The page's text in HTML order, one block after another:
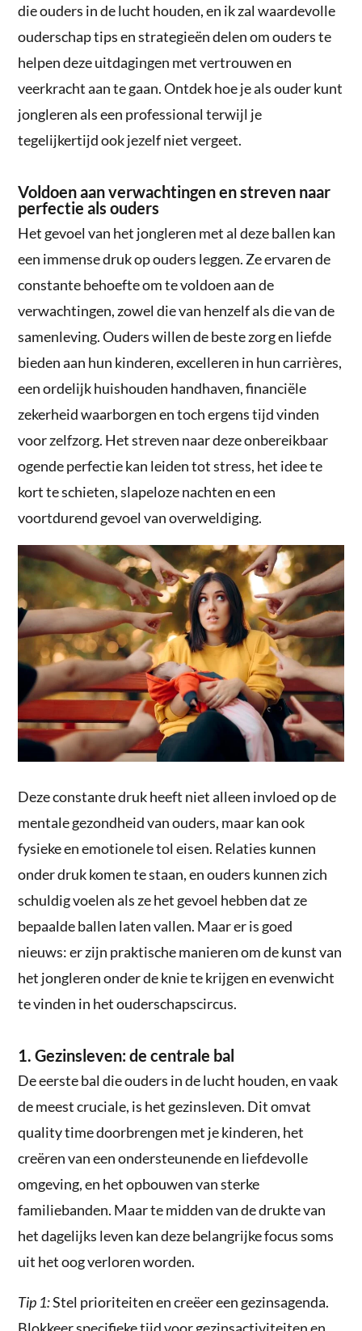
die ouders in de lucht houden, en ik zal waardevolle
ouderschap tips en strategieën delen om ouders te
helpen deze uitdagingen met vertrouwen en
veerkracht aan te gaan. Ontdek hoe je als ouder kunt
jongleren als een professional terwijl je
tegelijkertijd ook jezelf niet vergeet.
Voldoen aan verwachtingen en streven naar
perfectie als ouders
Het gevoel van het jongleren met al deze ballen kan
een immense druk op ouders leggen. Ze ervaren de
constante behoefte om te voldoen aan de
verwachtingen, zowel die van henzelf als die van de
samenleving. Ouders willen de beste zorg en liefde
bieden aan hun kinderen, excelleren in hun carrières,
een ordelijk huishouden handhaven, financiële
zekerheid waarborgen en toch ergens tijd vinden
voor zelfzorg. Het streven naar deze onbereikbaar
ogende perfectie kan leiden tot stress, het idee te
kort te schieten, slapeloze nachten en een
voortdurend gevoel van overweldiging.
Deze constante druk heeft niet alleen invloed op de
mentale gezondheid van ouders, maar kan ook
fysieke en emotionele tol eisen. Relaties kunnen
onder druk komen te staan, en ouders kunnen zich
schuldig voelen als ze het gevoel hebben dat ze
bepaalde ballen laten vallen. Maar er is goed
nieuws: er zijn praktische manieren om de kunst van
het jongleren onder de knie te krijgen en evenwicht
te vinden in het ouderschapscircus.
1. Gezinsleven: de centrale bal
De eerste bal die ouders in de lucht houden, en vaak
de meest cruciale, is het gezinsleven. Dit omvat
quality time doorbrengen met je kinderen, het
creëren van een ondersteunende en liefdevolle
omgeving, en het opbouwen van sterke
familiebanden. Maar te midden van de drukte van
het dagelijks leven kan deze belangrijke focus soms
uit het oog verloren worden.
Tip 1:Stel prioriteiten en creëer een gezinsagenda.